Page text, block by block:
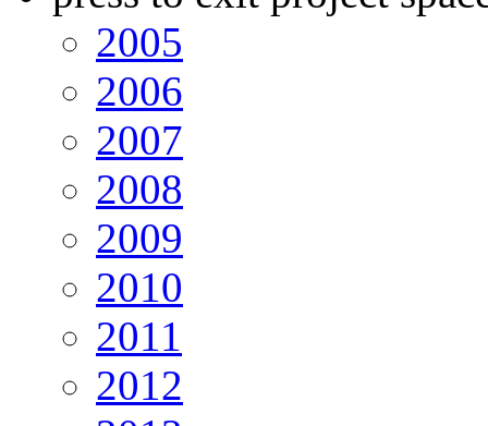
2005
2006
2007
2008
2009
2010
2011
2012